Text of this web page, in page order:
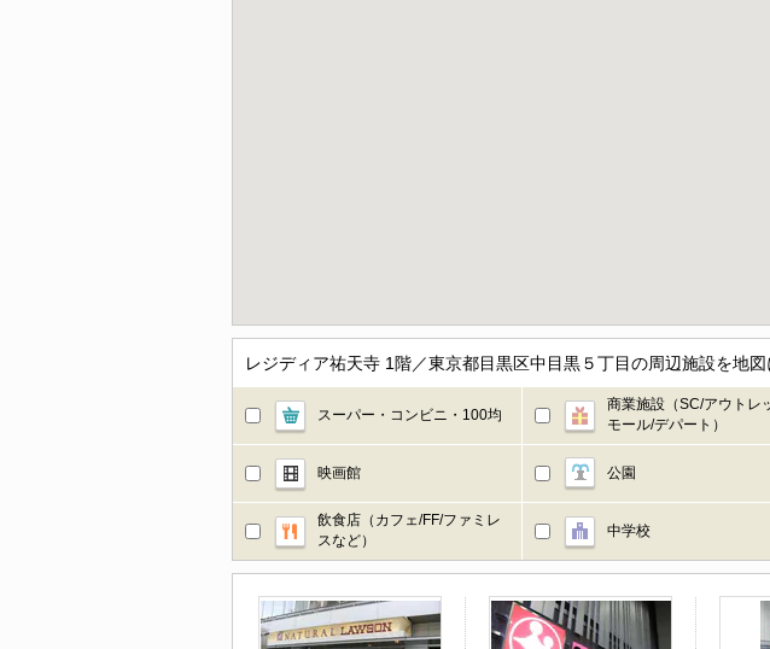
レジディア祐天寺 1階／東京都目黒区中目黒５丁目の周辺施設を地
スーパー・コンビニ・100均
商業施設（SC/アウトレ
モール/デパート）
映画館 公園
飲食店（カフェ/FF/ファミレ
スなど）
中学校